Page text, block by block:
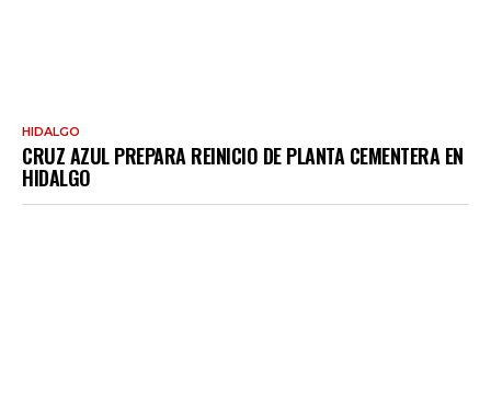
HIDALGO
CRUZ AZUL PREPARA REINICIO DE PLANTA CEMENTERA EN
HIDALGO